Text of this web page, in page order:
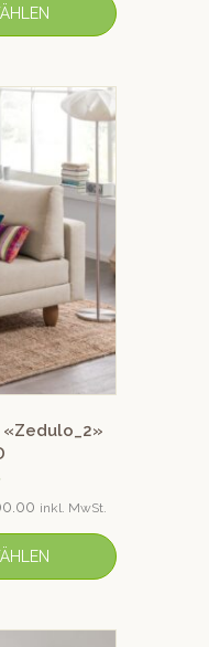
«Zedulo_2»
inkl. MwSt.